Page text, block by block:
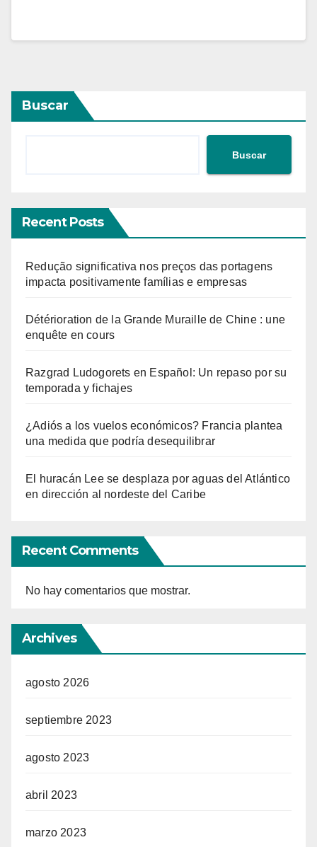
Buscar
Buscar
Recent Posts
Redução significativa nos preços das portagens
impacta positivamente famílias e empresas
Détérioration de la Grande Muraille de Chine : une
enquête en cours
Razgrad Ludogorets en Español: Un repaso por su
temporada y fichajes
¿Adiós a los vuelos económicos? Francia plantea
una medida que podría desequilibrar
El huracán Lee se desplaza por aguas del Atlántico
en dirección al nordeste del Caribe
Recent Comments
No hay comentarios que mostrar.
Archives
agosto 2026
septiembre 2023
agosto 2023
abril 2023
marzo 2023